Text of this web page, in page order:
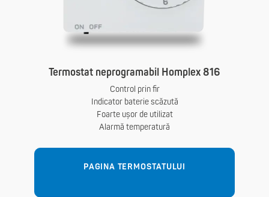
Termostat neprogramabil Homplex 816
Control prin fir
Indicator baterie scăzută
Foarte ușor de utilizat
Alarmă temperatură
PAGINA TERMOSTATULUI